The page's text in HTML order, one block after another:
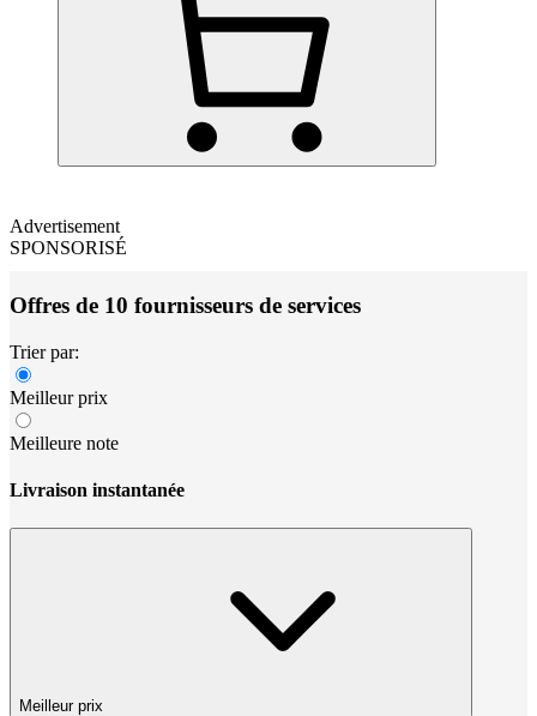
Advertisement
SPONSORISÉ
Offres de 10 fournisseurs de services
Trier par:
Meilleur prix
Meilleure note
Livraison instantanée
Meilleur prix